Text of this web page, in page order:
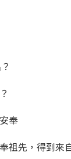
奉
祖先，得到來